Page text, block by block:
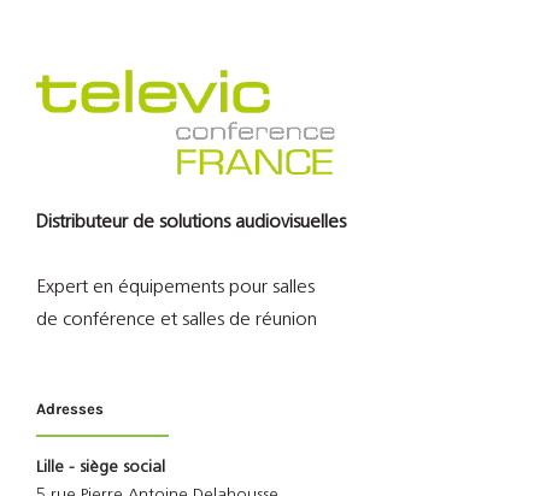
Distributeur de solutions audiovisuelles
Expert en équipements pour salles
de conférence et salles de réunion
Adresses
Lille - siège social